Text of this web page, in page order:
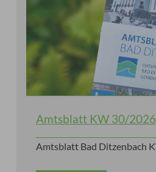
Amtsblatt KW 30/2026